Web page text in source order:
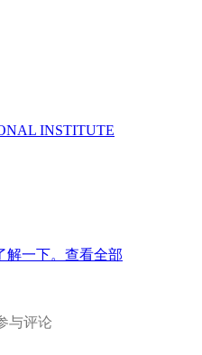
INSTITUTE
一下。 查看全部
与评论